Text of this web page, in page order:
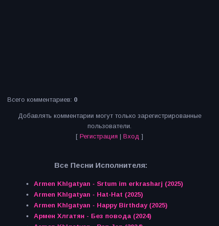
Всего комментариев: 0
Добавлять комментарии могут только зарегистрированные
пользователи.
[ Регистрация | Вход ]
Все Песни Исполнителя:
Armen Khlgatyan - Srtum im erkrasharj (2025)
Armen Khlgatyan - Hat-Hat (2025)
Armen Khlgatyan - Happy Birthday (2025)
Армен Хлгатян - Без повода (2024)